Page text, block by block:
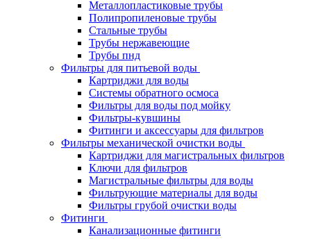
Металлопластиковые трубы
Полипропиленовые трубы
Стальные трубы
Трубы нержавеющие
Трубы пнд
Фильтры для питьевой воды
Картриджи для воды
Системы обратного осмоса
Фильтры для воды под мойку
Фильтры-кувшины
Фитинги и аксессуары для фильтров
Фильтры механической очистки воды
Картриджи для магистральных фильтров
Ключи для фильтров
Магистральные фильтры для воды
Фильтрующие материалы для воды
Фильтры грубой очистки воды
Фитинги
Канализационные фитинги